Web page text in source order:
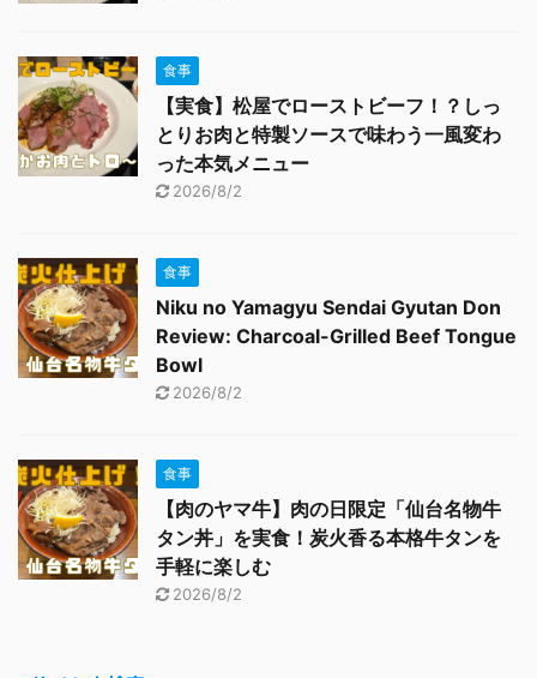
食事
【実食】松屋でローストビーフ！？しっ
とりお肉と特製ソースで味わう一風変わ
った本気メニュー
2026/8/2
食事
Niku no Yamagyu Sendai Gyutan Don
Review: Charcoal-Grilled Beef Tongue
Bowl
2026/8/2
食事
【肉のヤマ牛】肉の日限定「仙台名物牛
タン丼」を実食！炭火香る本格牛タンを
手軽に楽しむ
2026/8/2